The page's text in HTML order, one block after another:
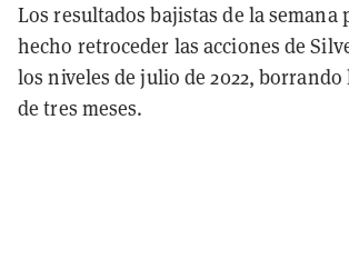
Los resultados bajistas de la semana
hecho retroceder las acciones de
los niveles de julio de 2022, borrando
de tres meses.